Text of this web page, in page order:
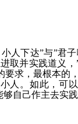
人下达”与”君
取并实践道义
求，最根本的
人。如此，可
够自己作主去实